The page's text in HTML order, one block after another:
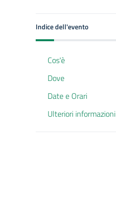
Indice dell'evento
Cos'è
Dove
Date e Orari
Ulteriori informazioni